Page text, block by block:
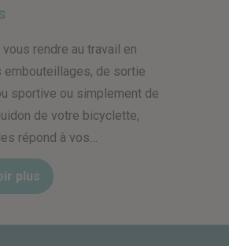
rendre au travail en
embouteillages, de sortie
sportive ou simplement de
de votre bicyclette,
répond à vos…
plus